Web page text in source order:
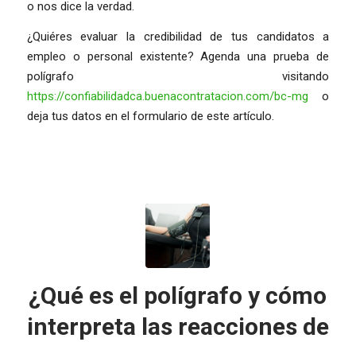
o nos dice la verdad.
¿Quiéres evaluar la credibilidad de tus candidatos a
empleo o personal existente? Agenda una prueba de
polígrafo visitando
https://confiabilidadca.buenacontratacion.com/bc-mg o
deja tus datos en el formulario de este artículo.
¿Qué es el polígrafo y cómo
interpreta las reacciones de